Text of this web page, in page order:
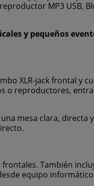
MP3 USB,
y pequeños
XLR-jack frontal y
o reproductores,
mesa clara, directa
También
equipo